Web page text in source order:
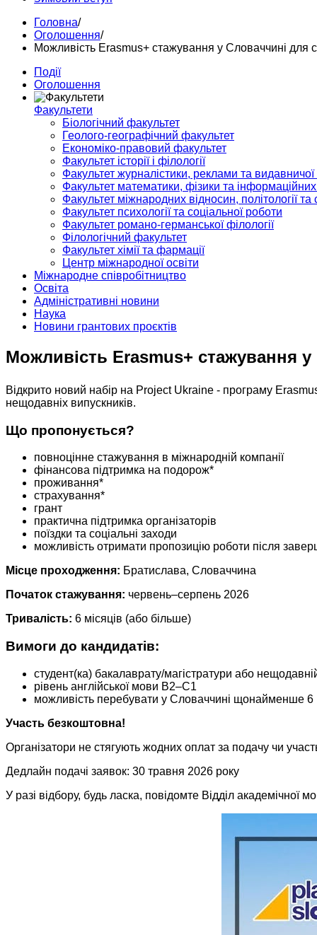
Головна/
Оголошення/
Можливість Erasmus+ стажування у Словаччині для
Події
Оголошення
Факультети
Біологічний факультет
Геолого-географічний факультет
Економіко-правовий факультет
Факультет історії і філології
Факультет журналістики, реклами та
Факультет математики, фізики та інформаційних
Факультет міжнародних відносин, політології та
Факультет психології та соціальної роботи
Факультет романо-германської філології
Філологічний факультет
Факультет хімії та фармації
Центр міжнародної освіти
Міжнародне співробітництво
Освіта
Адміністративні новини
Наука
Новини грантових проєктів
Можливість Erasmus+ стажування
Відкрито новий набір на Project Ukraine - програму
нещодавніх випускників.
Що пропонується?
повноцінне стажування в міжнародній компанії
фінансова підтримка на подорож*
проживання*
страхування*
грант
практична підтримка організаторів
поїздки та соціальні заходи
можливість отримати пропозицію роботи після
Місце проходження: Братислава, Словаччина
Початок стажування: червень–серпень 2026
Тривалість: 6 місяців (або більше)
Вимоги до кандидатів:
студент(ка) бакалаврату/магістратури або
рівень англійської мови B2–C1
можливість перебувати у Словаччині щонайменше 6
Участь безкоштовна!
Організатори не стягують жодних оплат за подачу чи
Дедлайн подачі заявок: 30 травня 2026 року
У разі відбору, будь ласка, повідомте Відділ академічної